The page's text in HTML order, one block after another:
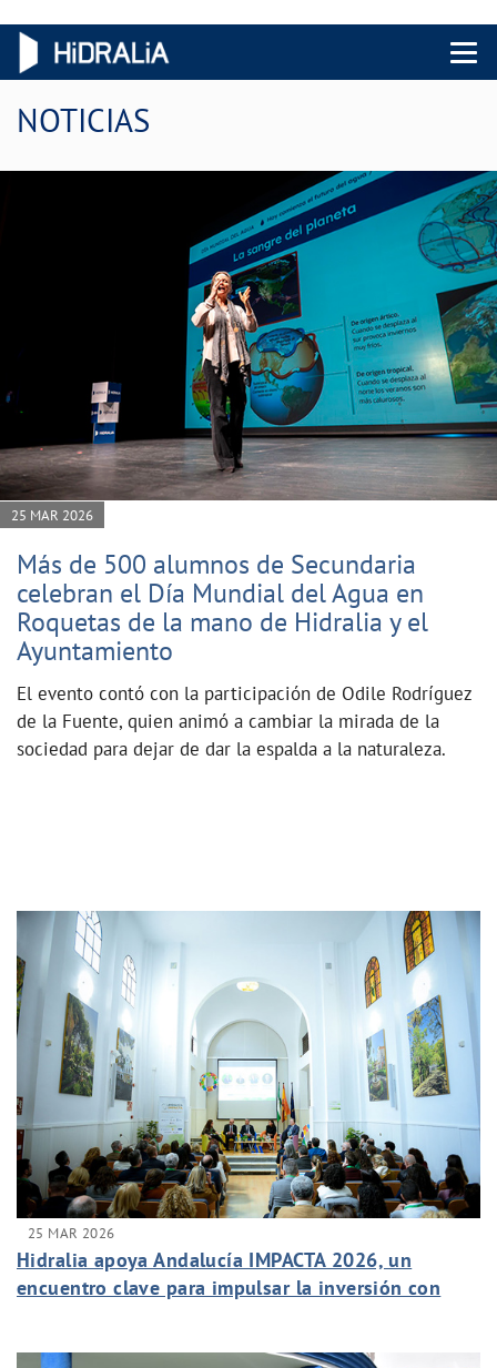
Menu
NOTICIAS
25 MAR 2026
Más de 500 alumnos de Secundaria
celebran el Día Mundial del Agua en
Roquetas de la mano de Hidralia y el
Ayuntamiento
El evento contó con la participación de Odile Rodríguez
de la Fuente, quien animó a cambiar la mirada de la
sociedad para dejar de dar la espalda a la naturaleza.
25 MAR 2026
Hidralia apoya Andalucía IMPACTA 2026, un
encuentro clave para impulsar la inversión con